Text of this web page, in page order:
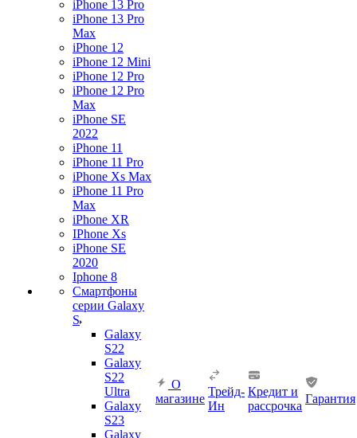
iPhone 13 Pro
iPhone 13 Pro
Max
iPhone 12
iPhone 12 Mini
iPhone 12 Pro
iPhone 12 Pro
Max
iPhone SE
2022
iPhone 11
iPhone 11 Pro
iPhone Xs Max
iPhone 11 Pro
Max
iPhone XR
IPhone Xs
iPhone SE
2020
Iphone 8
Смартфоны
серии Galaxy
S
Galaxy
S22
Galaxy
S22
Ultra
Galaxy
S23
Galaxy
О
магазине
Трейд-
Ин
Кредит и
рассрочка
Гарантия